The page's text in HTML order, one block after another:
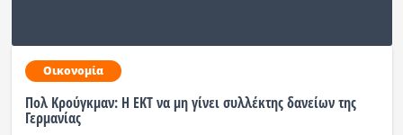
Οικονομία
Πολ Κρούγκμαν: Η ΕΚΤ να μη γίνει συλλέκτης δανείων της
Γερμανίας